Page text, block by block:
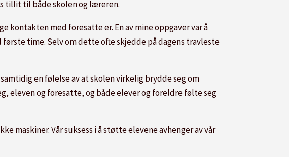
tillit til både skolen og læreren.
med foresatte er. En av mine oppgaver var å
time. Selv om dette ofte skjedde på dagens travleste
en følelse av at skolen virkelig brydde seg om
eleven og foresatte, og både elever og foreldre følte seg
maskiner. Vår suksess i å støtte elevene avhenger av vår